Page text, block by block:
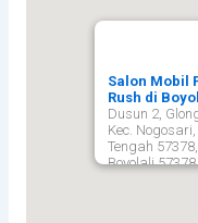
Salon Mobil
Rush di
Dusun 2,
Kec.
Tengah 57378,
Boyolali 57378